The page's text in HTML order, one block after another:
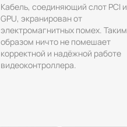
Кабель, соединяющий слот PCI и
GPU, экранирован от
электромагнитных помех. Таким
образом ничто не помешает
корректной и надёжной работе
видеоконтроллера.